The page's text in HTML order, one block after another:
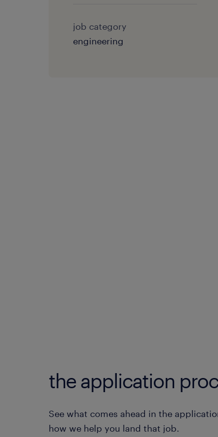
job category
engineering
the application
See what comes ahead in the
how we help you land that job.